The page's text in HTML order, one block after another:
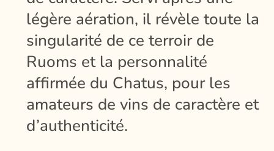
légère aération, il révèle toute la
singularité de ce terroir de
Ruoms et la personnalité
affirmée du Chatus, pour les
amateurs de vins de caractère et
d’authenticité.